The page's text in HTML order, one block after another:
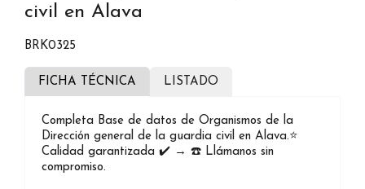
civil en Alava
BRK0325
FICHA TÉCNICA LISTADO
Completa Base de datos de Organismos de la
Dirección general de la guardia civil en Alava.⭐️
Calidad garantizada ✔️ → ☎️ Llámanos sin
compromiso.